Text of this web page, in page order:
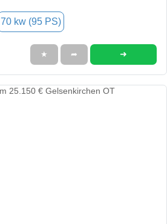
70 kw (95 PS)
★ ➦ ➜